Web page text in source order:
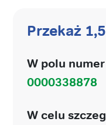
Przekaż
W polu
0000338878
W celu